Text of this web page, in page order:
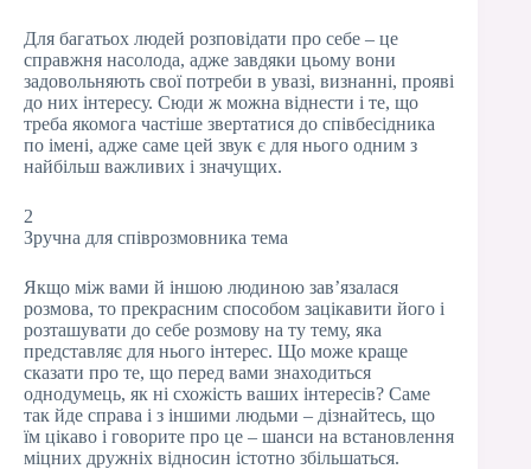
Для багатьох людей розповідати про себе – це
справжня насолода, адже завдяки цьому вони
задовольняють свої потреби в увазі, визнанні, прояві
до них інтересу. Сюди ж можна віднести і те, що
треба якомога частіше звертатися до співбесідника
по імені, адже саме цей звук є для нього одним з
найбільш важливих і значущих.
2
Зручна для співрозмовника тема
Якщо між вами й іншою людиною зав’язалася
розмова, то прекрасним способом зацікавити його і
розташувати до себе розмову на ту тему, яка
представляє для нього інтерес. Що може краще
сказати про те, що перед вами знаходиться
однодумець, як ні схожість ваших інтересів? Саме
так йде справа і з іншими людьми – дізнайтесь, що
їм цікаво і говорите про це – шанси на встановлення
міцних дружніх відносин істотно збільшаться.